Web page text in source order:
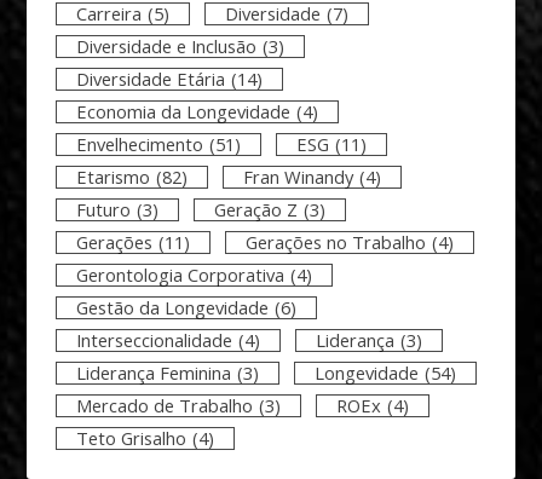
Carreira (5) Diversidade (7)
Diversidade e Inclusão (3)
Diversidade Etária (14)
Economia da Longevidade (4)
Envelhecimento (51) ESG (11)
Etarismo (82) Fran Winandy (4)
Futuro (3) Geração Z (3)
Gerações (11) Gerações no Trabalho (4)
Gerontologia Corporativa (4)
Gestão da Longevidade (6)
Interseccionalidade (4) Liderança (3)
Liderança Feminina (3) Longevidade (54)
Mercado de Trabalho (3) ROEx (4)
Teto Grisalho (4)